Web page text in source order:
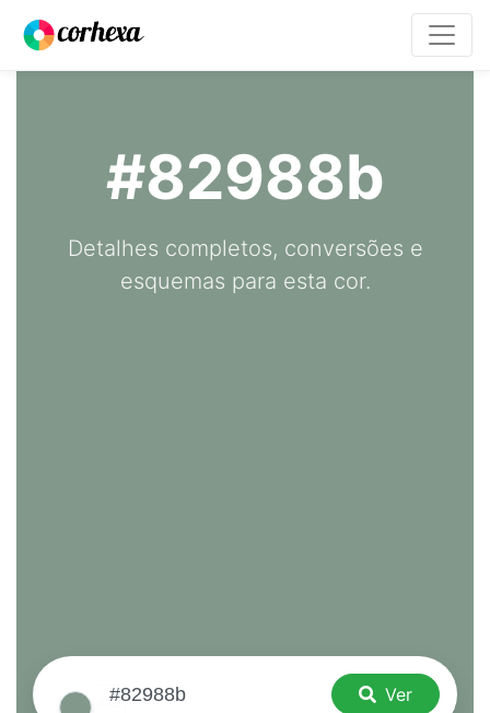
#82988b
Detalhes completos, conversões e
esquemas para esta cor.
Ver